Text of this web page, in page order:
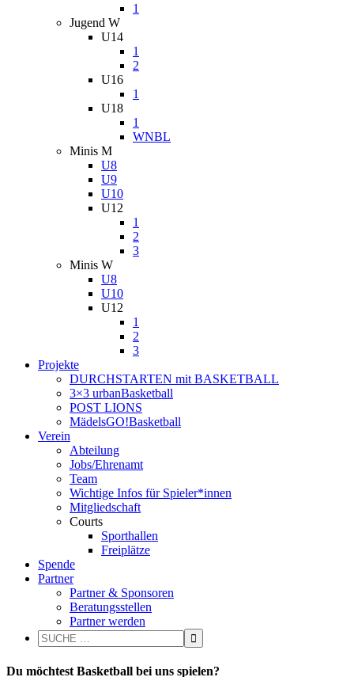
1
Jugend W
U14
1
2
U16
1
U18
1
WNBL
Minis M
U8
U9
U10
U12
1
2
3
Minis W
U8
U10
U12
1
2
3
Projekte
DURCHSTARTEN mit BASKETBALL
3×3 urbanBasketball
POST LIONS
MädelsGO!Basketball
Verein
Abteilung
Jobs/Ehrenamt
Team
Wichtige Infos für Spieler*innen
Mitgliedschaft
Courts
Sporthallen
Freiplätze
Spende
Partner
Partner & Sponsoren
Beratungsstellen
Partner werden
Du möchtest Basketball bei uns spielen?